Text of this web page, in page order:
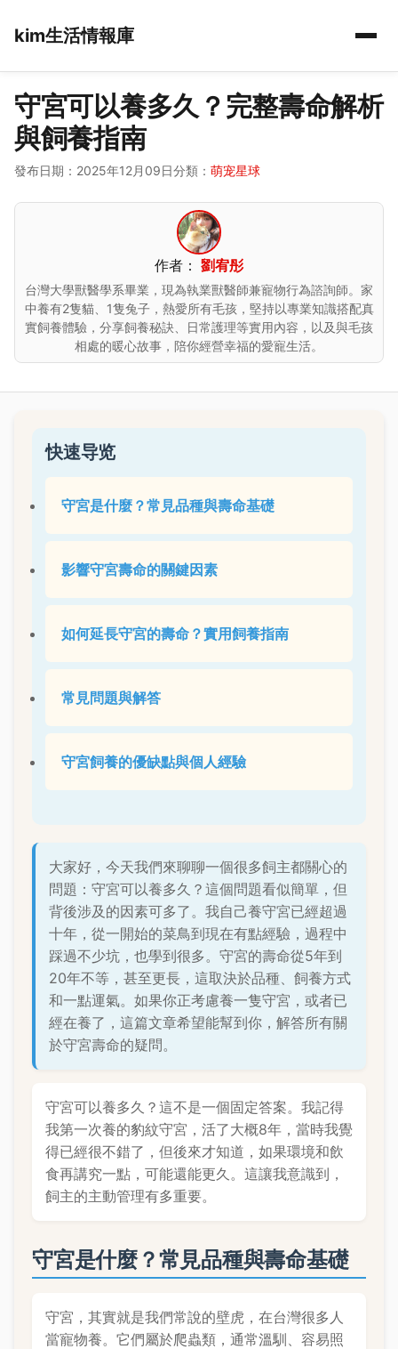
kim生活情報庫
守宮可以養多久？完整壽命解析
與飼養指南
發布日期：2025年12月09日分類： 萌宠星球
作者： 劉宥彤
台灣大學獸醫學系畢業，現為執業獸醫師兼寵物行為諮詢師。家
中養有2隻貓、1隻兔子，熱愛所有毛孩，堅持以專業知識搭配真
實飼養體驗，分享飼養秘訣、日常護理等實用內容，以及與毛孩
相處的暖心故事，陪你經營幸福的愛寵生活。
快速导览
守宮是什麼？常見品種與壽命基礎
影響守宮壽命的關鍵因素
如何延長守宮的壽命？實用飼養指南
常見問題與解答
守宮飼養的優缺點與個人經驗
大家好，今天我們來聊聊一個很多飼主都關心的
問題：守宮可以養多久？這個問題看似簡單，但
背後涉及的因素可多了。我自己養守宮已經超過
十年，從一開始的菜鳥到現在有點經驗，過程中
踩過不少坑，也學到很多。守宮的壽命從5年到
20年不等，甚至更長，這取決於品種、飼養方式
和一點運氣。如果你正考慮養一隻守宮，或者已
經在養了，這篇文章希望能幫到你，解答所有關
於守宮壽命的疑問。
守宮可以養多久？這不是一個固定答案。我記得
我第一次養的豹紋守宮，活了大概8年，當時我覺
得已經很不錯了，但後來才知道，如果環境和飲
食再講究一點，可能還能更久。這讓我意識到，
飼主的主動管理有多重要。
守宮是什麼？常見品種與壽命基礎
守宮，其實就是我們常說的壁虎，在台灣很多人
當寵物養。它們屬於爬蟲類，通常溫馴、容易照